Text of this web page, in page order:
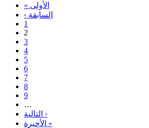
« الأولى
‹ السابقة
1
2
3
4
5
6
7
8
9
…
التالية ›
الأخيرة »